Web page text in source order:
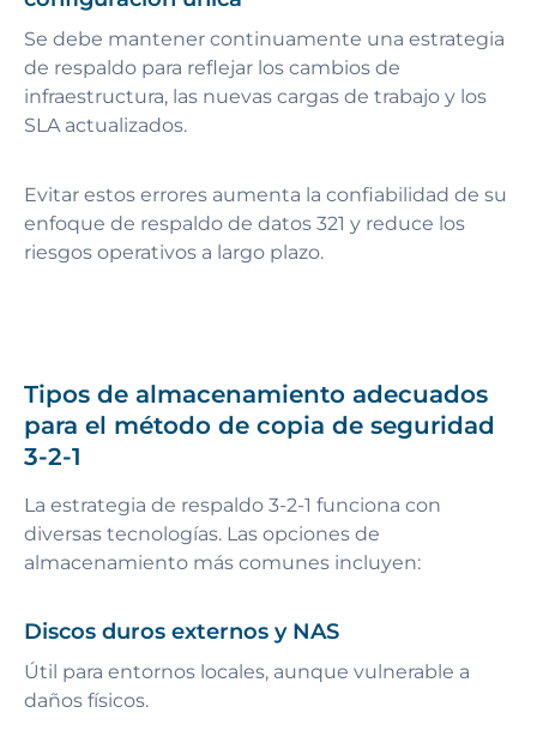
Se debe mantener continuamente una estrategia
de respaldo para reflejar los cambios de
infraestructura, las nuevas cargas de trabajo y los
SLA actualizados.
Evitar estos errores aumenta la confiabilidad de su
enfoque de respaldo de datos 321 y reduce los
riesgos operativos a largo plazo.
Tipos de almacenamiento adecuados
para el método de copia de seguridad
3-2-1
La estrategia de respaldo 3-2-1 funciona con
diversas tecnologías. Las opciones de
almacenamiento más comunes incluyen:
Discos duros externos y NAS
Útil para entornos locales, aunque vulnerable a
daños físicos.